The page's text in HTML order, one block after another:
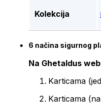
Kolekcija
6 načina sigurnog
Na Ghetaldus
Karticama
Karticama